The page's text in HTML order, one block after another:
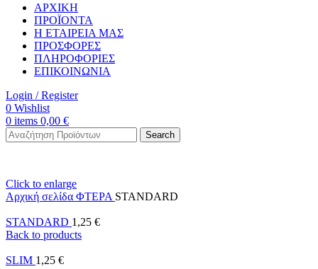
ΑΡΧΙΚΗ
ΠΡΟΪΟΝΤΑ
Η ΕΤΑΙΡΕΙΑ ΜΑΣ
ΠΡΟΣΦΟΡΕΣ
ΠΛΗΡΟΦΟΡΙΕΣ
ΕΠΙΚΟΙΝΩΝΙΑ
Login / Register
0 Wishlist
0 items 0,00 €
Search
Click to enlarge
Αρχική σελίδα ΦΤΕΡΑ STANDARD
STANDARD 1,25 €
Back to products
SLIM 1,25 €